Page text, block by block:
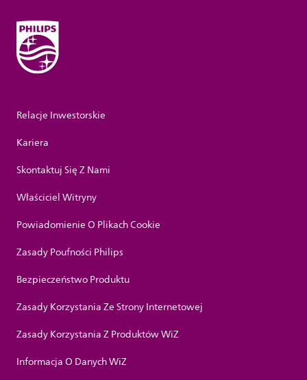
Relacje Inwestorskie
Kariera
Skontaktuj Się Z Nami
Właściciel Witryny
Powiadomienie O Plikach Cookie
Zasady Poufności Philips
Bezpieczeństwo Produktu
Zasady Korzystania Ze Strony Internetowej
Zasady Korzystania Z Produktów WiZ
Informacja O Danych WiZ